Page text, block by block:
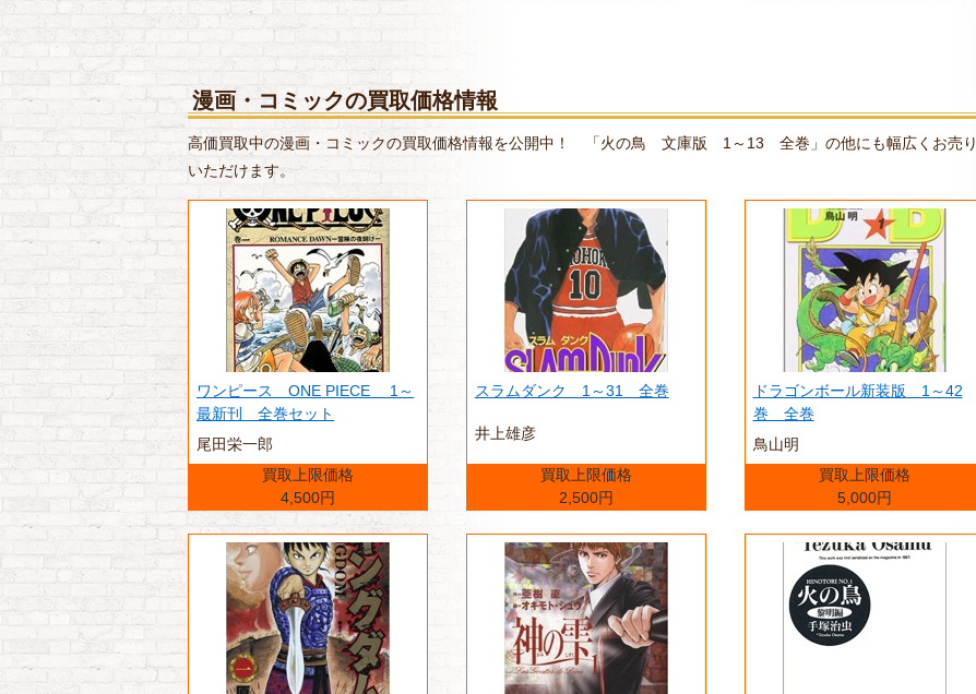
漫画・コミックの買取価格情報
高価買取中の漫画・コミックの買取価格情報を公開中！ 「火の鳥 文庫版 1～13 全巻」の他にも幅広くお売り
いただけます。
ワンピース ONE PIECE 1～
最新刊 全巻セット
尾田栄一郎
買取上限価格
4,500円
スラムダンク 1～31 全巻
井上雄彦
買取上限価格
2,500円
ドラゴンボール新装版 1～42
巻 全巻
鳥山明
買取上限価格
5,000円